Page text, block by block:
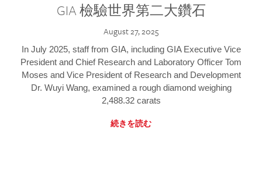
GIA 檢驗世界第二大鑽石
August 27, 2025
In July 2025, staff from GIA, including GIA Executive Vice
President and Chief Research and Laboratory Officer Tom
Moses and Vice President of Research and Development
Dr. Wuyi Wang, examined a rough diamond weighing
2,488.32 carats
続きを読む